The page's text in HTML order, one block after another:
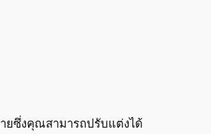
ยซึ่งคุณสามารถปรับแต่งได้